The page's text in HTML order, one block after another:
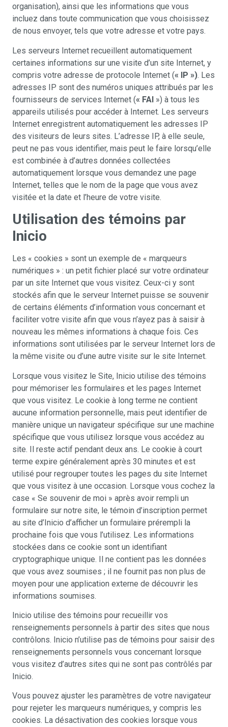
organisation), ainsi que les informations que vous
incluez dans toute communication que vous choisissez
de nous envoyer, tels que votre adresse et votre pays.
Les serveurs Internet recueillent automatiquement
certaines informations sur une visite d’un site Internet, y
compris votre adresse de protocole Internet (« IP »). Les
adresses IP sont des numéros uniques attribués par les
fournisseurs de services Internet (« FAI ») à tous les
appareils utilisés pour accéder à Internet. Les serveurs
Internet enregistrent automatiquement les adresses IP
des visiteurs de leurs sites. L’adresse IP, à elle seule,
peut ne pas vous identifier, mais peut le faire lorsqu’elle
est combinée à d’autres données collectées
automatiquement lorsque vous demandez une page
Internet, telles que le nom de la page que vous avez
visitée et la date et l’heure de votre visite.
Utilisation des témoins par
Inicio
Les « cookies » sont un exemple de « marqueurs
numériques » : un petit fichier placé sur votre ordinateur
par un site Internet que vous visitez. Ceux-ci y sont
stockés afin que le serveur Internet puisse se souvenir
de certains éléments d’information vous concernant et
faciliter votre visite afin que vous n’ayez pas à saisir à
nouveau les mêmes informations à chaque fois. Ces
informations sont utilisées par le serveur Internet lors de
la même visite ou d’une autre visite sur le site Internet.
Lorsque vous visitez le Site, Inicio utilise des témoins
pour mémoriser les formulaires et les pages Internet
que vous visitez. Le cookie à long terme ne contient
aucune information personnelle, mais peut identifier de
manière unique un navigateur spécifique sur une machine
spécifique que vous utilisez lorsque vous accédez au
site. Il reste actif pendant deux ans. Le cookie à court
terme expire généralement après 30 minutes et est
utilisé pour regrouper toutes les pages du site Internet
que vous visitez à une occasion. Lorsque vous cochez la
case « Se souvenir de moi » après avoir rempli un
formulaire sur notre site, le témoin d’inscription permet
au site d’Inicio d’afficher un formulaire prérempli la
prochaine fois que vous l’utilisez. Les informations
stockées dans ce cookie sont un identifiant
cryptographique unique. Il ne contient pas les données
que vous avez soumises ; il ne fournit pas non plus de
moyen pour une application externe de découvrir les
informations soumises.
Inicio utilise des témoins pour recueillir vos
renseignements personnels à partir des sites que nous
contrôlons. Inicio n’utilise pas de témoins pour saisir des
renseignements personnels vous concernant lorsque
vous visitez d’autres sites qui ne sont pas contrôlés par
Inicio.
Vous pouvez ajuster les paramètres de votre navigateur
pour rejeter les marqueurs numériques, y compris les
cookies. La désactivation des cookies lorsque vous